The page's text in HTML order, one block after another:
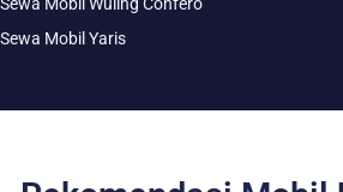
Sewa Mobil Wuling Confero
Sewa Mobil Yaris